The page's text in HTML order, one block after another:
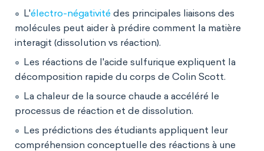
L'électro-négativité des principales liaisons des
molécules peut aider à prédire comment la matière
interagit (dissolution vs réaction).
Les réactions de l'acide sulfurique expliquent la
décomposition rapide du corps de Colin Scott.
La chaleur de la source chaude a accéléré le
processus de réaction et de dissolution.
Les prédictions des étudiants appliquent leur
compréhension conceptuelle des réactions à une